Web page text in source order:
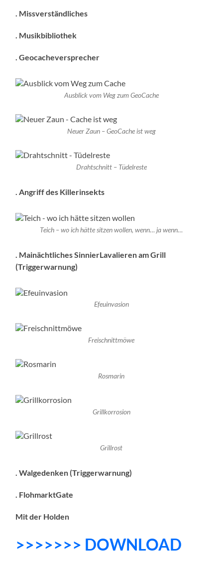
. Missverständliches
. Musikbibliothek
. Geocacheversprecher
Ausblick vom Weg zum GeoCache
Neuer Zaun – GeoCache ist weg
Drahtschnitt – Tüdelreste
. Angriff des Killerinsekts
Teich – wo ich hätte sitzen wollen, wenn… ja wenn…
. Mainächtliches SinnierLavalieren am Grill
(Triggerwarnung)
Efeuinvasion
Freischnittmöwe
Rosmarin
Grillkorrosion
Grillrost
. Walgedenken (Triggerwarnung)
. FlohmarktGate
Mit der Holden
>>>>>>> DOWNLOAD